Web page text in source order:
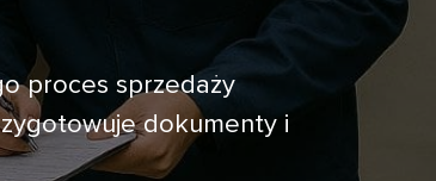
proces sprzedaży
dokumenty i